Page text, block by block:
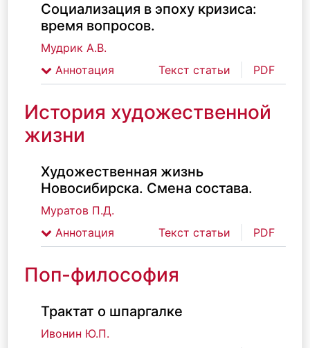
Социализация в эпоху кризиса:
время вопросов.
Мудрик А.В.
Аннотация
Текст статьи PDF
История художественной
жизни
Художественная жизнь
Новосибирска. Смена состава.
Муратов П.Д.
Аннотация
Текст статьи PDF
Поп-философия
Трактат о шпаргалке
Ивонин Ю.П.